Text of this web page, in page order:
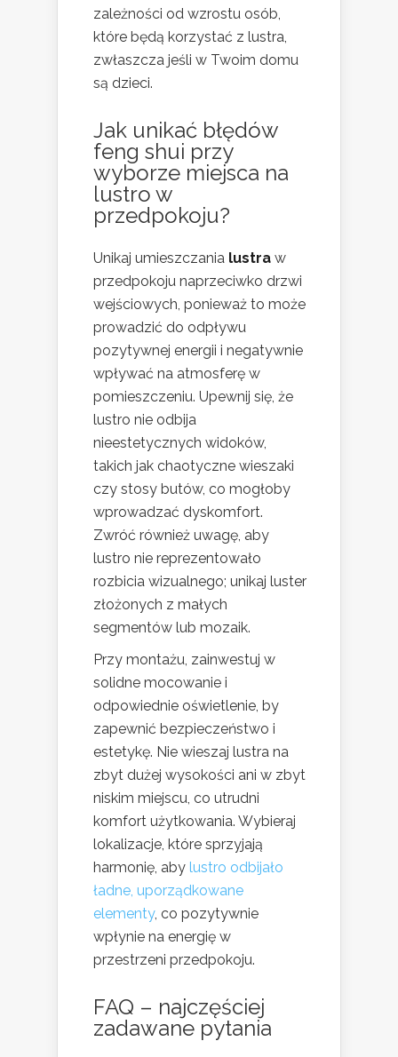
zależności od wzrostu osób,
które będą korzystać z lustra,
zwłaszcza jeśli w Twoim domu
są dzieci.
Jak unikać błędów
feng shui przy
wyborze miejsca na
lustro w
przedpokoju?
Unikaj umieszczania lustra w
przedpokoju naprzeciwko drzwi
wejściowych, ponieważ to może
prowadzić do odpływu
pozytywnej energii i negatywnie
wpływać na atmosferę w
pomieszczeniu. Upewnij się, że
lustro nie odbija
nieestetycznych widoków,
takich jak chaotyczne wieszaki
czy stosy butów, co mogłoby
wprowadzać dyskomfort.
Zwróć również uwagę, aby
lustro nie reprezentowało
rozbicia wizualnego; unikaj luster
złożonych z małych
segmentów lub mozaik.
Przy montażu, zainwestuj w
solidne mocowanie i
odpowiednie oświetlenie, by
zapewnić bezpieczeństwo i
estetykę. Nie wieszaj lustra na
zbyt dużej wysokości ani w zbyt
niskim miejscu, co utrudni
komfort użytkowania. Wybieraj
lokalizacje, które sprzyjają
harmonię, aby lustro odbijało
ładne, uporządkowane
elementy, co pozytywnie
wpłynie na energię w
przestrzeni przedpokoju.
FAQ – najczęściej
zadawane pytania